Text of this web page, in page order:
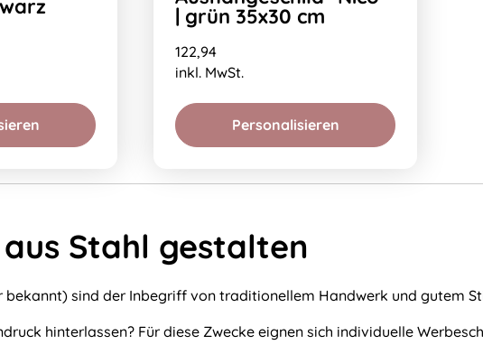
| grün 35x30 cm
122,94
inkl. MwSt.
Personalisieren
Stahl gestalten
sind der Inbegriff von traditionellem Handwerk und gutem
hinterlassen? Für diese Zwecke eignen sich individuelle